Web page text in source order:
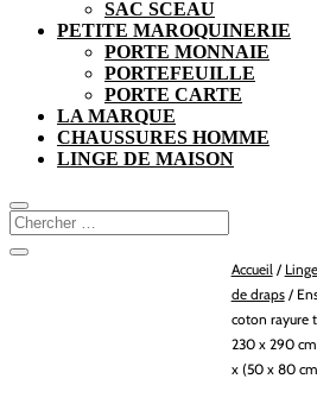
SAC SCEAU
PETITE MAROQUINERIE
PORTE MONNAIE
PORTEFEUILLE
PORTE CARTE
LA MARQUE
CHAUSSURES HOMME
LINGE DE MAISON
Accueil/
de draps/
coton rayure
230 x 290
x (50 x 80